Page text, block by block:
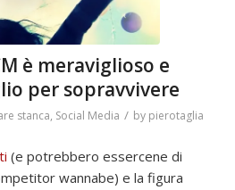
è meraviglioso e
per sopravvivere
stanca, Social Media / by pierotaglia
(e potrebbero essercene di
wannabe) e la figura